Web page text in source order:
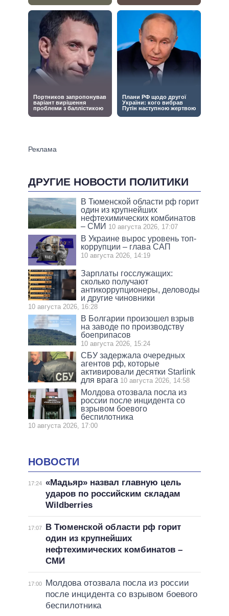
ДРУГИЕ НОВОСТИ ПОЛИТИКИ
В Тюменской области рф горит
один из крупнейших
нефтехимических комбинатов
– СМИ 10 августа 2026, 17:07
В Украине вырос уровень топ-
коррупции – глава САП
10 августа 2026, 14:19
Зарплаты госслужащих:
сколько получают
антикоррупционеры, деловоды
и другие чиновники
10 августа 2026, 16:28
В Болгарии произошел взрыв
на заводе по производству
боеприпасов
10 августа 2026, 15:24
СБУ задержала очередных
агентов рф, которые
активировали десятки Starlink
для врага 10 августа 2026, 14:58
Молдова отозвала посла из
россии после инцидента со
взрывом боевого
беспилотника
10 августа 2026, 17:00
НОВОСТИ
17:24 «Мадьяр» назвал главную цель
ударов по российским складам
Wildberries
17:07
В Тюменской области рф горит
один из крупнейших
нефтехимических комбинатов –
СМИ
17:00
Молдова отозвала посла из россии
после инцидента со взрывом боевого
беспилотника